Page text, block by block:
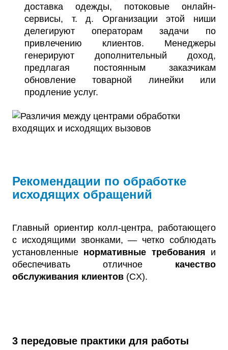
доставка одежды, потоковые онлайн-
сервисы, т. д. Организации этой ниши
делегируют операторам задачи по
привлечению клиентов. Менеджеры
генерируют дополнительный доход,
предлагая постоянным заказчикам
обновление товарной линейки или
продление услуг.
Рекомендации по обработке
исходящих обращений
Главный ориентир колл-центра, работающего
с исходящими звонками, — четко соблюдать
установленные нормативные требования и
обеспечивать отличное качество
обслуживания клиентов (CX).
3 передовые практики для работы